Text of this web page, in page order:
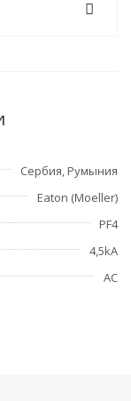
Сербия, Румыния
Eaton (Moeller)
PF4
4,5kA
АС